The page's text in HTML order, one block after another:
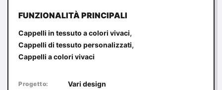
FUNZIONALITÀ PRINCIPALI
Cappelli in tessuto a colori vivaci,
Cappelli di tessuto personalizzati,
Cappelli a colori vivaci
Progetto: Vari design